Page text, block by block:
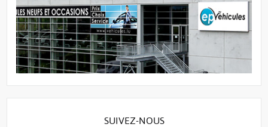
SUIVEZ-NOUS